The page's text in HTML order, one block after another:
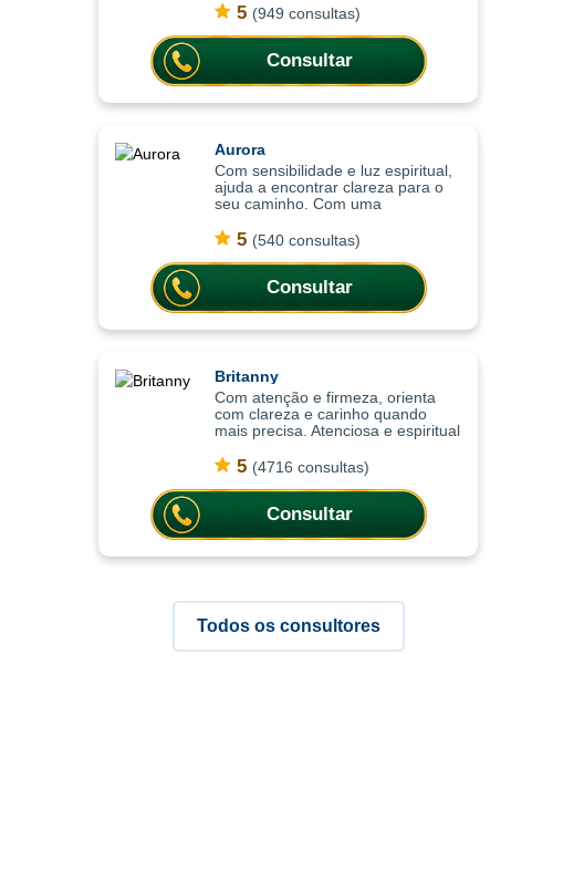
trazendo clareza, equilíbrio
emocional e orientação para
decisões importantes da vi
5 (949 consultas)
Consultar
Aurora
Com sensibilidade e luz espiritual,
ajuda a encontrar clareza para o
seu caminho. Com uma
consultas ajudam a compreender
situações, trazer mais leveza
emocional
5 (540 consultas)
Consultar
Britanny
Com atenção e firmeza, orienta
com clareza e carinho quando
mais precisa. Atenciosa e espiritual
consultas ajudam a compreender
situações com mais clareza,
oferecendo or
5 (4716 consultas)
Consultar
Todos os consultores